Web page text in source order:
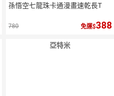
孫悟空七龍珠卡通漫畫速乾長T
780 免運 388
亞特米